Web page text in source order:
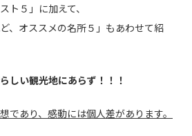
ト５」に加えて、
、オススメの名所５」もあわせて紹
しい観光地にあらず！！！
であり、感動には個人差があります。